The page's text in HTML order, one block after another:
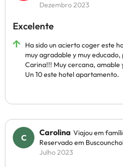
Dezembro 2023
Excelente
Ha sido un acierto coger este
muy agradable y muy
Carina!!! Muy cercana, amable
Un 10 este hotel apartamento.
Carolina Viajou em
Reservado em
Julho 2023